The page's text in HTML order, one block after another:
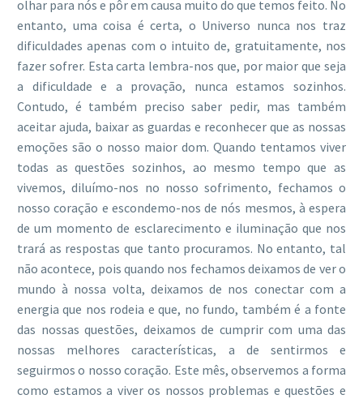
olhar para nós e pôr em causa muito do que temos feito. No
entanto, uma coisa é certa, o Universo nunca nos traz
dificuldades apenas com o intuito de, gratuitamente, nos
fazer sofrer. Esta carta lembra-nos que, por maior que seja
a dificuldade e a provação, nunca estamos sozinhos.
Contudo, é também preciso saber pedir, mas também
aceitar ajuda, baixar as guardas e reconhecer que as nossas
emoções são o nosso maior dom. Quando tentamos viver
todas as questões sozinhos, ao mesmo tempo que as
vivemos, diluímo-nos no nosso sofrimento, fechamos o
nosso coração e escondemo-nos de nós mesmos, à espera
de um momento de esclarecimento e iluminação que nos
trará as respostas que tanto procuramos. No entanto, tal
não acontece, pois quando nos fechamos deixamos de ver o
mundo à nossa volta, deixamos de nos conectar com a
energia que nos rodeia e que, no fundo, também é a fonte
das nossas questões, deixamos de cumprir com uma das
nossas melhores características, a de sentirmos e
seguirmos o nosso coração. Este mês, observemos a forma
como estamos a viver os nossos problemas e questões e